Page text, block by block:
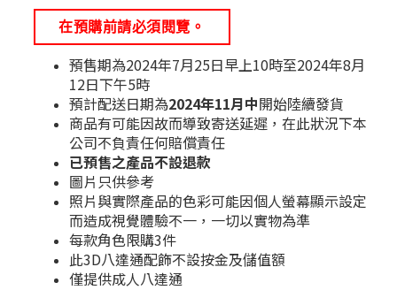
在預購前請必須閱覽。
預售期為2024年7月25日早上10時至2024年8月
12日下午5時
預計配送日期為2024年11月中開始陸續發貨
商品有可能因故而導致寄送延遲，在此狀況下本
公司不負責任何賠償責任
已預售之產品不設退款
圖片只供參考
照片與實際產品的色彩可能因個人螢幕顯示設定
而造成視覺體驗不一，一切以實物為準
每款角色限購3件
此3D八達通配飾不設按金及儲值額
僅提供成人八達通